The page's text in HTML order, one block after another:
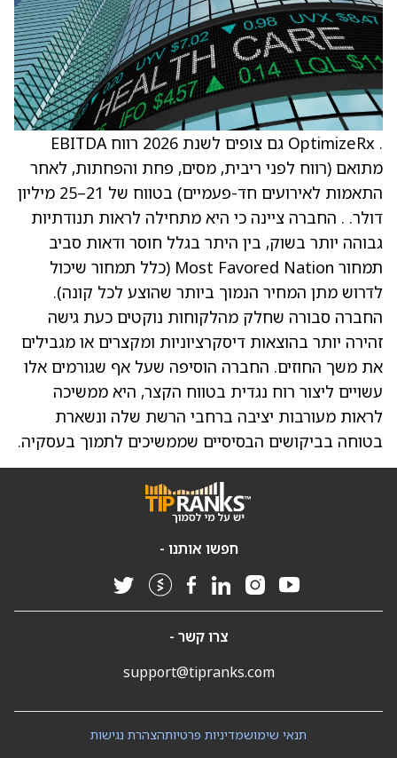
. OptimizeRx גם צופים לשנת 2026 רווח EBITDA
מתואם (רווח לפני ריבית, מסים, פחת והפחתות, לאחר
התאמות לאירועים חד-פעמיים) בטווח של 21–25 מיליון
דולר. . החברה ציינה כי היא מתחילה לראות תנודתיות
גבוהה יותר בשוק, בין היתר בגלל חוסר ודאות סביב
תמחור Most Favored Nation (כלל תמחור שיכול
לדרוש מתן המחיר הנמוך ביותר שהוצע לכל קונה).
החברה סבורה שחלק מהלקוחות נוקטים כעת גישה
זהירה יותר בהוצאות דיסקרציוניות ומקצרים או מגבילים
את משך החוזים. החברה הוסיפה שעל אף שגורמים אלו
עשויים ליצור רוח נגדית בטווח הקצר, היא ממשיכה
לראות מעורבות יציבה ברחבי הרשת שלה ונשארת
בטוחה בביקושים הבסיסיים שממשיכים לתמוך בעסקיה.
חפשו אותנו -
צרו קשר -
support@tipranks.com
הצהרת נגישותמדיניות פרטיותתנאי שימוש